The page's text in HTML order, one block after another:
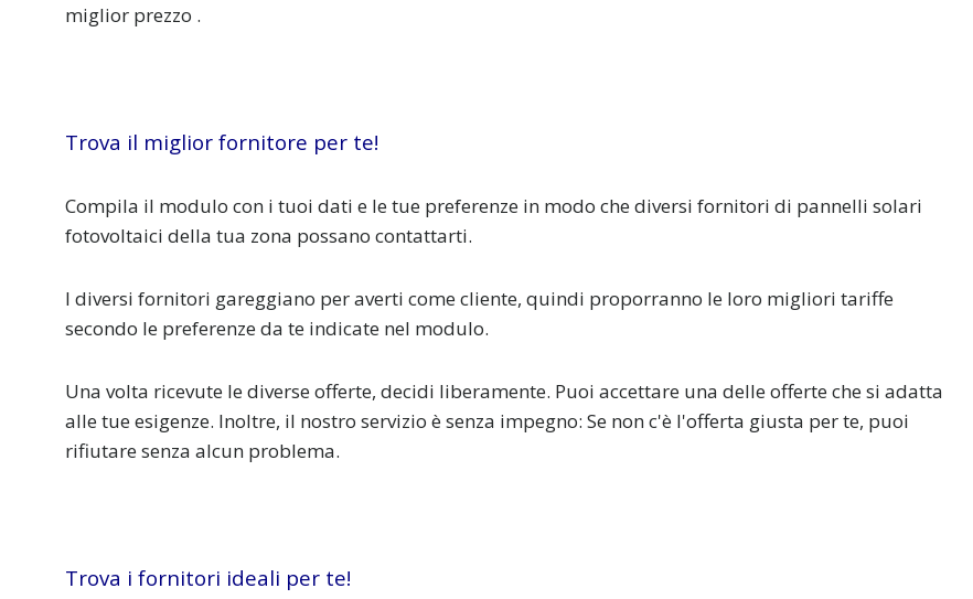
miglior prezzo .
Trova il miglior fornitore per te!
Compila il modulo con i tuoi dati e le tue preferenze in modo che diversi fornitori di pannelli solari
fotovoltaici della tua zona possano contattarti.
I diversi fornitori gareggiano per averti come cliente, quindi proporranno le loro migliori tariffe
secondo le preferenze da te indicate nel modulo.
Una volta ricevute le diverse offerte, decidi liberamente. Puoi accettare una delle offerte che si adatta
alle tue esigenze. Inoltre, il nostro servizio è senza impegno: Se non c'è l'offerta giusta per te, puoi
rifiutare senza alcun problema.
Trova i fornitori ideali per te!